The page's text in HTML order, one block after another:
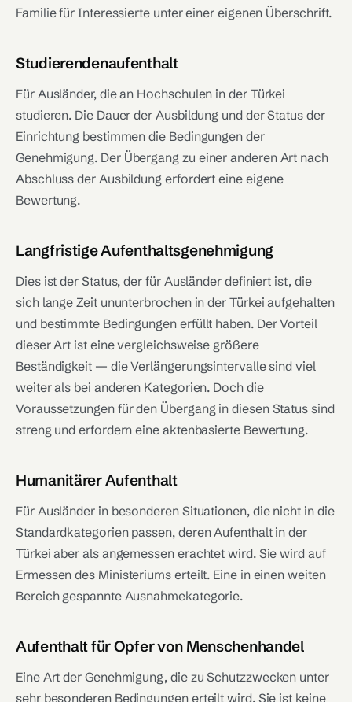
Familie für Interessierte unter einer eigenen Überschrift.
Studierendenaufenthalt
Für Ausländer, die an Hochschulen in der Türkei
studieren. Die Dauer der Ausbildung und der Status der
Einrichtung bestimmen die Bedingungen der
Genehmigung. Der Übergang zu einer anderen Art nach
Abschluss der Ausbildung erfordert eine eigene
Bewertung.
Langfristige Aufenthaltsgenehmigung
Dies ist der Status, der für Ausländer definiert ist, die
sich lange Zeit ununterbrochen in der Türkei aufgehalten
und bestimmte Bedingungen erfüllt haben. Der Vorteil
dieser Art ist eine vergleichsweise größere
Beständigkeit — die Verlängerungsintervalle sind viel
weiter als bei anderen Kategorien. Doch die
Voraussetzungen für den Übergang in diesen Status sind
streng und erfordern eine aktenbasierte Bewertung.
Humanitärer Aufenthalt
Für Ausländer in besonderen Situationen, die nicht in die
Standardkategorien passen, deren Aufenthalt in der
Türkei aber als angemessen erachtet wird. Sie wird auf
Ermessen des Ministeriums erteilt. Eine in einen weiten
Bereich gespannte Ausnahmekategorie.
Aufenthalt für Opfer von Menschenhandel
Eine Art der Genehmigung, die zu Schutzzwecken unter
sehr besonderen Bedingungen erteilt wird. Sie ist keine